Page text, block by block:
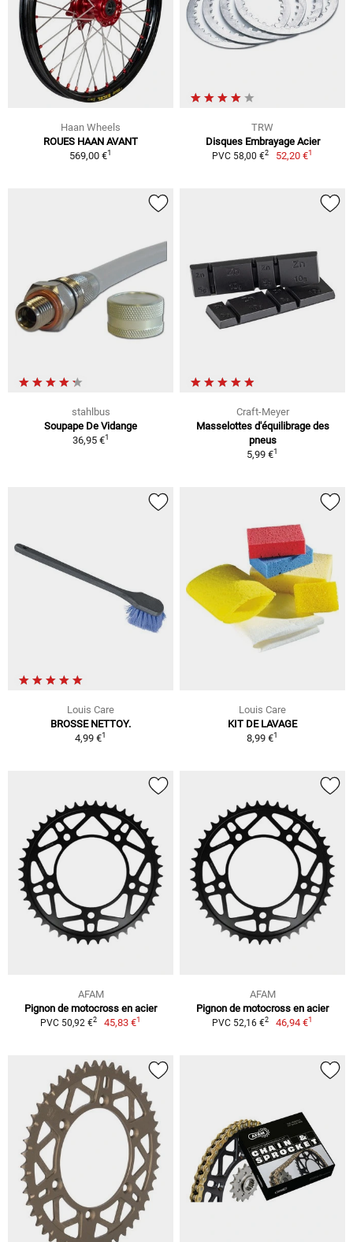
Haan Wheels
ROUES HAAN AVANT
569,00 €1
TRW
Disques Embrayage Acier
PVC 58,00 €2 52,20 €1
stahlbus
Soupape De Vidange
36,95 €1
Craft-Meyer
Masselottes d'équilibrage des
pneus
5,99 €1
Louis Care
BROSSE NETTOY.
4,99 €1
Louis Care
KIT DE LAVAGE
8,99 €1
AFAM
Pignon de motocross en acier
PVC 50,92 €2 45,83 €1
AFAM
Pignon de motocross en acier
PVC 52,16 €2 46,94 €1